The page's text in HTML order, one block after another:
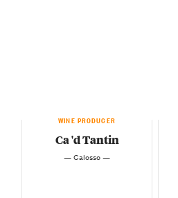
WINE PRODUCER
Ca 'd Tantin
— Calosso —